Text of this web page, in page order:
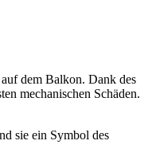
dem Balkon. Dank des
mechanischen Schäden.
sie ein Symbol des